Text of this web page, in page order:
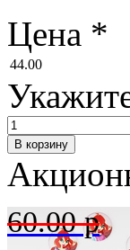
Цена *
44.00
60.00 р